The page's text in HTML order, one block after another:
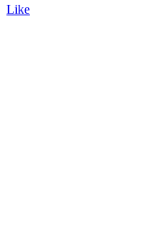
Like